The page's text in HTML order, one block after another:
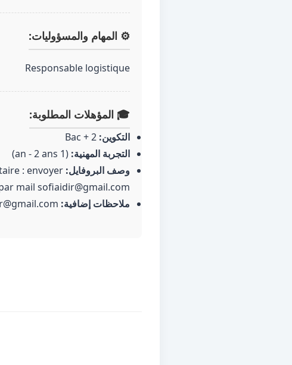
⚙️ المهام والمسؤوليات:
Responsable logistique
🎓 المؤهلات المطلوبة:
التكوين:
التجربة المهنية: (1 an - 2 ans)
وصف البروفايل: : envoyer
mail sofiaidir@gmail.com
ملاحظات إضافية: